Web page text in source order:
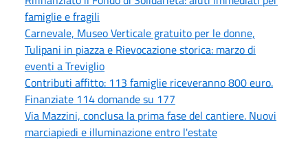
famiglie e fragili
Carnevale, Museo Verticale gratuito per le donne,
Tulipani in piazza e Rievocazione storica: marzo di
eventi a Treviglio
Contributi affitto: 113 famiglie riceveranno 800 euro.
Finanziate 114 domande su 177
Via Mazzini, conclusa la prima fase del cantiere. Nuovi
marciapiedi e illuminazione entro l'estate